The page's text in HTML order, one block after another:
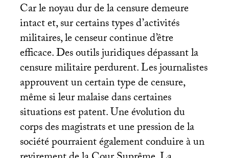
Car le noyau dur de la censure demeure
intact et, sur certains types d’activités
militaires, le censeur continue d’être
efficace. Des outils juridiques dépassant la
censure militaire perdurent. Les journalistes
approuvent un certain type de censure,
même si leur malaise dans certaines
situations est patent. Une évolution du
corps des magistrats et une pression de la
société pourraient également conduire à un